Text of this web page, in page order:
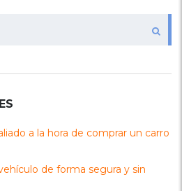
a la hora de comprar un carro
de forma segura y sin